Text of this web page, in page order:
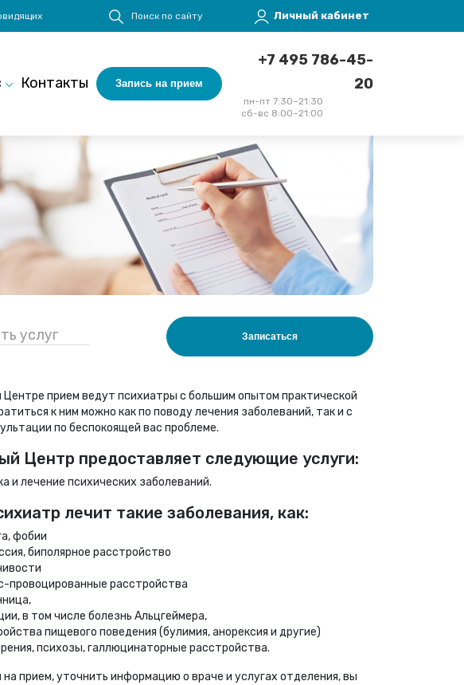
Поиск по сайту
Меню учётной записи пользователя
Личный кабинет
Контакты Запись на прием
+7 495 786-45-
20
пн-пт 7:30–21:30
сб-вс 8:00–21:00
услуг Записаться
Центре прием ведут психиатры с большим опытом практической
к ним можно как по поводу лечения заболеваний, так и с
по беспокоящей вас проблеме.
Центр предоставляет следующие услуги:
и лечение психических заболеваний.
лечит такие заболевания, как:
фобии
биполярное расстройство
провоцированные расстройства
в том числе болезнь Альцгеймера,
пищевого поведения (булимия, анорексия и другие)
психозы, галлюцинаторные расстройства.
на прием, уточнить информацию о враче и услугах отделения, вы